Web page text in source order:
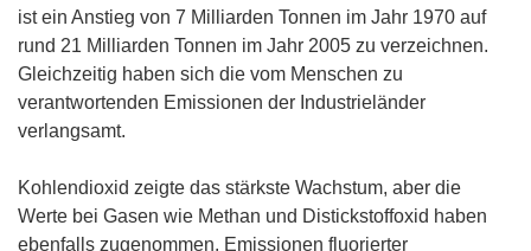
ist ein Anstieg von 7 Milliarden Tonnen im Jahr 1970 auf
rund 21 Milliarden Tonnen im Jahr 2005 zu verzeichnen.
Gleichzeitig haben sich die vom Menschen zu
verantwortenden Emissionen der Industrieländer
verlangsamt.
Kohlendioxid zeigte das stärkste Wachstum, aber die
Werte bei Gasen wie Methan und Distickstoffoxid haben
ebenfalls zugenommen. Emissionen fluorierter